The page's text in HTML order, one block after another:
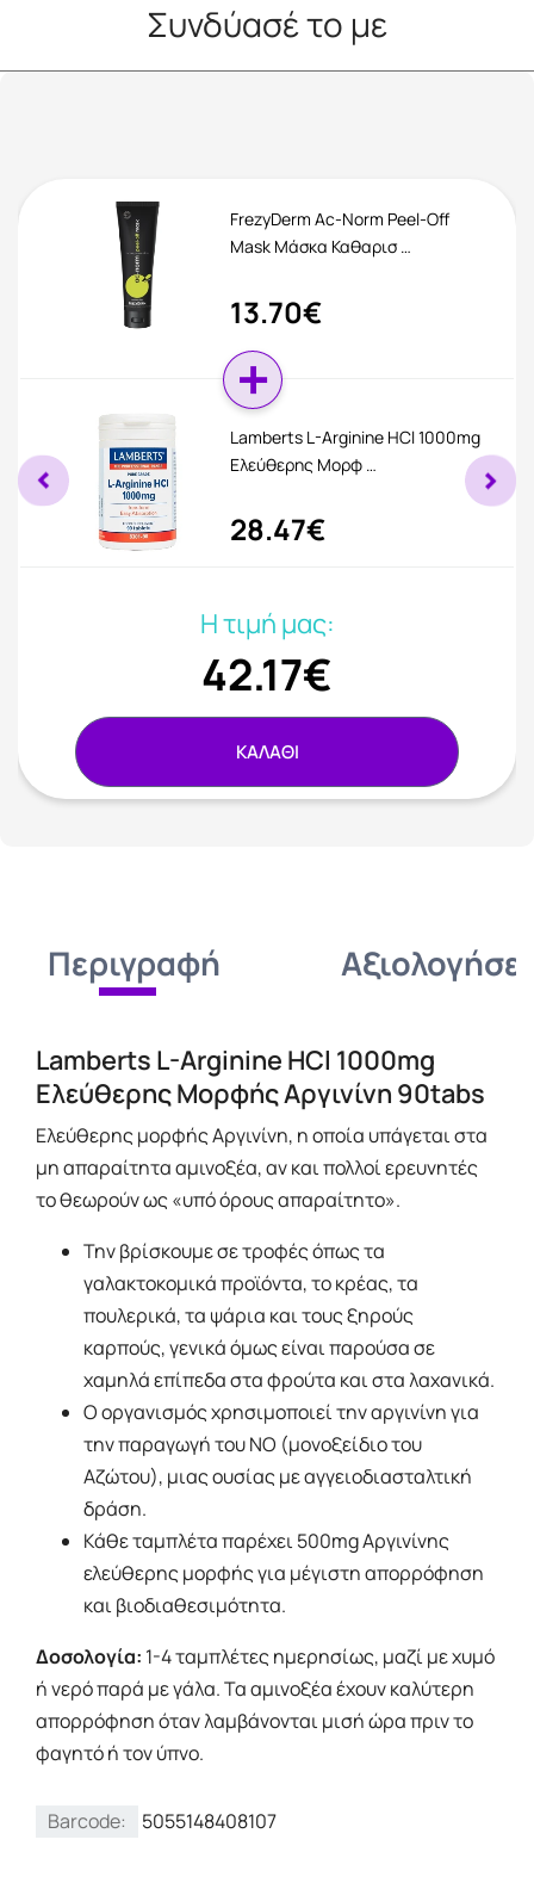
Συνδύασέ το με
FrezyDerm Ac-Norm Peel-Off
Mask Μάσκα Καθαρισ …
13.70€
Lamberts L-Arginine HCl 1000mg
Ελεύθερης Μορφ …
28.47€
Η τιμή μας:
42.17€
ΚΑΛΑΘΙ
Περιγραφή
Lamberts L-Arginine HCl 1000mg
Ελεύθερης Μορφής Αργινίνη 90tabs
Ελεύθερης μορφής Αργινίνη, η οποία υπάγεται στα
μη απαραίτητα αμινοξέα, αν και πολλοί ερευνητές
το θεωρούν ως «υπό όρους απαραίτητο».
Την βρίσκουμε σε τροφές όπως τα
γαλακτοκομικά προϊόντα, το κρέας, τα
πουλερικά, τα ψάρια και τους ξηρούς
καρπούς, γενικά όμως είναι παρούσα σε
χαμηλά επίπεδα στα φρούτα και στα λαχανικά.
Ο οργανισμός χρησιμοποιεί την αργινίνη για
την παραγωγή του ΝΟ (μονοξείδιο του
Αζώτου), μιας ουσίας με αγγειοδιασταλτική
δράση.
Κάθε ταμπλέτα παρέχει 500mg Αργινίνης
ελεύθερης μορφής για μέγιστη απορρόφηση
και βιοδιαθεσιμότητα.
Δοσολογία: 1-4 ταμπλέτες ημερησίως, μαζί με χυμό
ή νερό παρά με γάλα. Τα αμινοξέα έχουν καλύτερη
απορρόφηση όταν λαμβάνονται μισή ώρα πριν το
φαγητό ή τον ύπνο.
Barcode: 5055148408107